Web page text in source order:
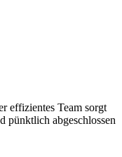
effizientes Team sorgt
pünktlich abgeschlossen